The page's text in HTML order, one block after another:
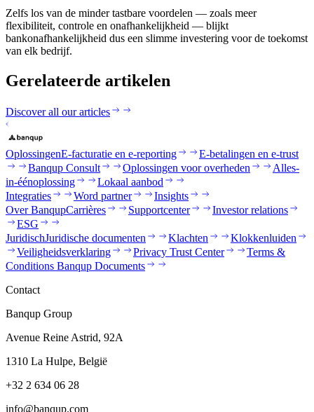
Zelfs los van de minder tastbare voordelen — zoals meer
flexibiliteit, controle en onafhankelijkheid — blijkt
bankonafhankelijkheid dus een slimme investering voor de toekomst
van elk bedrijf.
Gerelateerde artikelen
Discover all our articles
OplossingenE-facturatie en e-reporting
E-betalingen en e-trust
Banqup Consult
Oplossingen voor overheden
Alles-
in-éénoplossing
Lokaal aanbod
Integraties
Word partner
Insights
Over BanqupCarrières Supportcenter
Investor relations
ESG
JuridischJuridische documenten Klachten
Klokkenluiden
Veiligheidsverklaring
Privacy Trust Center
Terms &
Conditions Banqup Documents
Contact
Banqup Group
Avenue Reine Astrid, 92A
1310 La Hulpe, België
+32 2 634 06 28
info@banqup.com